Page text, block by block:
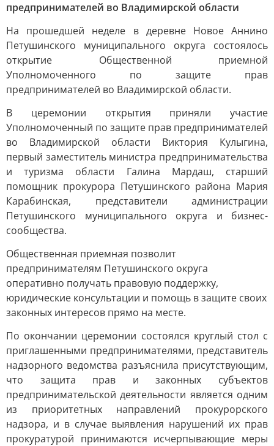
предпринимателей во Владимирской области
На прошедшей неделе в деревне Новое Аннино
Петушинского муниципального округа состоялось
открытие Общественной приемной
Уполномоченного по защите прав
предпринимателей во Владимирской области.
В церемонии открытия приняли участие
Уполномоченный по защите прав предпринимателей
во Владимирской области Виктория Кулыгина,
первый заместитель министра предпринимательства
и туризма области Галина Мардаш, старший
помощник прокурора Петушинского района Мария
Карабинская, представители администрации
Петушинского муниципального округа и бизнес-
сообщества.
Общественная приемная позволит
предпринимателям Петушинского округа
оперативно получать правовую поддержку,
юридические консультации и помощь в защите своих
законных интересов прямо на месте.
По окончании церемонии состоялся круглый стол с
приглашенными предпринимателями, представитель
надзорного ведомства разъяснила присутствующим,
что защита прав и законных субъектов
предпринимательской деятельности является одним
из приоритетных направлений прокурорского
надзора, и в случае выявления нарушений их прав
прокуратурой принимаются исчерпывающие меры